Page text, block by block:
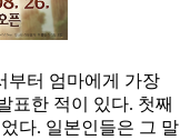
부터 엄마에게 가장
표한 적이 있다. 첫째
다. 일본인들은 그 말